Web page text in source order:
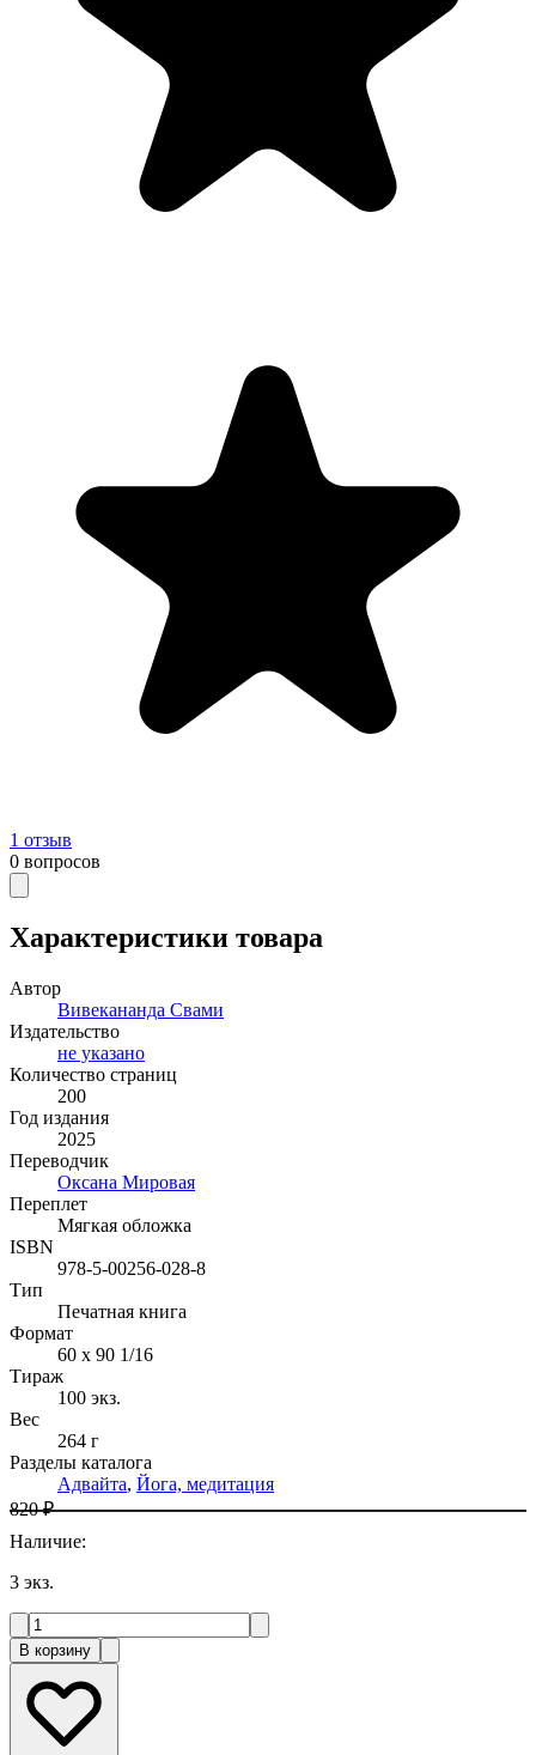
1 отзыв
0 вопросов
Характеристики товара
Автор
Вивекананда Свами
Издательство
не указано
Количество страниц
200
Год издания
2025
Переводчик
Оксана Мировая
Переплет
Мягкая обложка
ISBN
978-5-00256-028-8
Тип
Печатная книга
Формат
60 x 90 1/16
Тираж
100 экз.
Вес
264 г
Разделы каталога
Адвайта, Йога, медитация
820 ₽
Наличие:
3 экз.
В корзину